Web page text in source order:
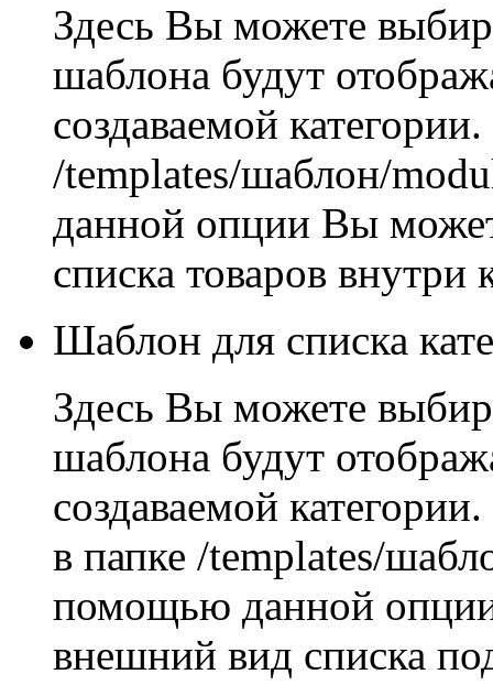
Здесь Вы можете
шаблона будут
создаваемой
/templates/шаблон/
данной опции Вы
списка товаров внутри
Шаблон для списка
Здесь Вы можете
шаблона будут
создаваемой
в папке /templates/
помощью данной
внешний вид списка